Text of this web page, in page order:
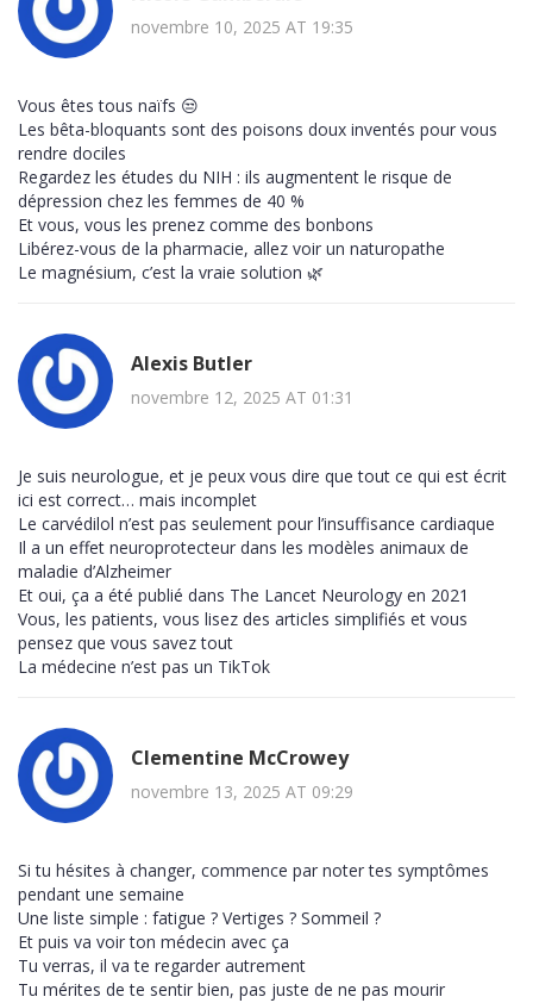
novembre 10, 2025 AT 19:35
Vous êtes tous naïfs 😒
Les bêta-bloquants sont des poisons doux inventés pour vous
rendre dociles
Regardez les études du NIH : ils augmentent le risque de
dépression chez les femmes de 40 %
Et vous, vous les prenez comme des bonbons
Libérez-vous de la pharmacie, allez voir un naturopathe
Le magnésium, c’est la vraie solution 🌿
Alexis Butler
novembre 12, 2025 AT 01:31
Je suis neurologue, et je peux vous dire que tout ce qui est écrit
ici est correct… mais incomplet
Le carvédilol n’est pas seulement pour l’insuffisance cardiaque
Il a un effet neuroprotecteur dans les modèles animaux de
maladie d’Alzheimer
Et oui, ça a été publié dans The Lancet Neurology en 2021
Vous, les patients, vous lisez des articles simplifiés et vous
pensez que vous savez tout
La médecine n’est pas un TikTok
Clementine McCrowey
novembre 13, 2025 AT 09:29
Si tu hésites à changer, commence par noter tes symptômes
pendant une semaine
Une liste simple : fatigue ? Vertiges ? Sommeil ?
Et puis va voir ton médecin avec ça
Tu verras, il va te regarder autrement
Tu mérites de te sentir bien, pas juste de ne pas mourir